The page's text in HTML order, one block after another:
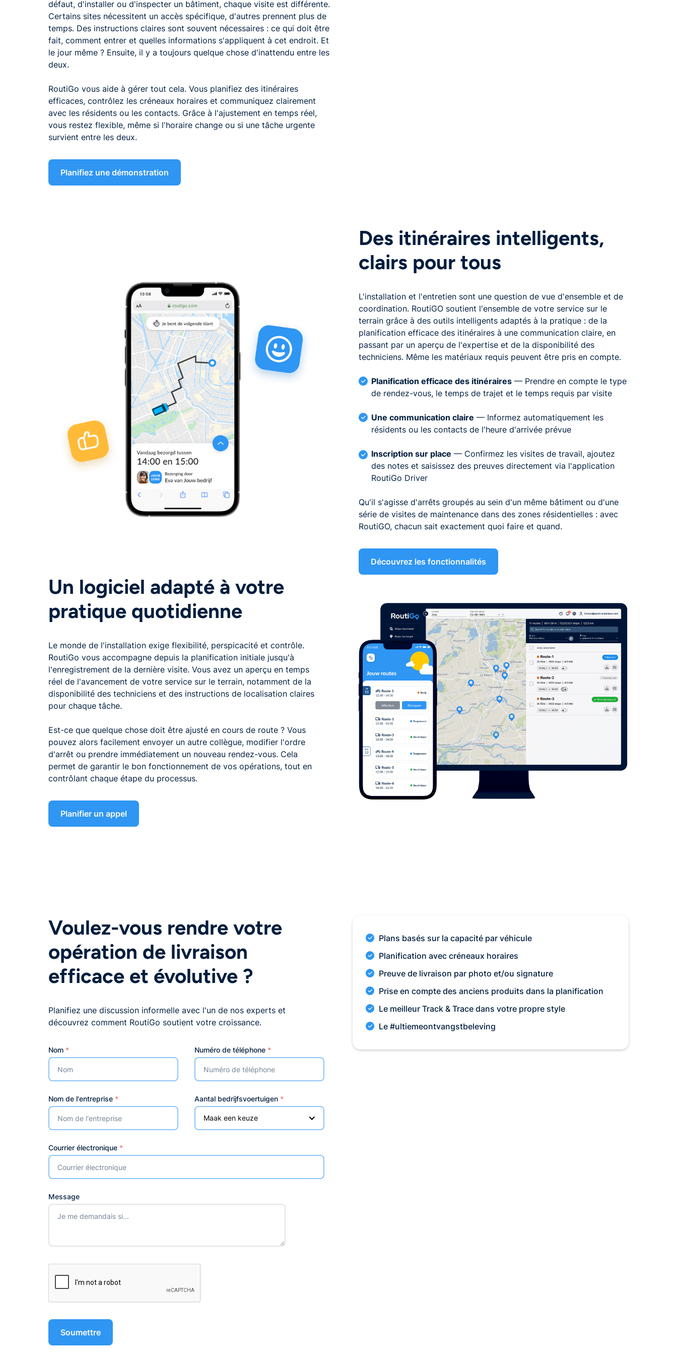
défaut, d'installer ou d'inspecter un bâtiment, chaque visite est différente.
Certains sites nécessitent un accès spécifique, d'autres prennent plus de
temps. Des instructions claires sont souvent nécessaires : ce qui doit être
fait, comment entrer et quelles informations s'appliquent à cet endroit. Et
le jour même ? Ensuite, il y a toujours quelque chose d'inattendu entre les
deux.
RoutiGo vous aide à gérer tout cela. Vous planifiez des itinéraires
efficaces, contrôlez les créneaux horaires et communiquez clairement
avec les résidents ou les contacts. Grâce à l'ajustement en temps réel,
vous restez flexible, même si l'horaire change ou si une tâche urgente
survient entre les deux.
Planifiez une démonstration
Des itinéraires intelligents,
clairs pour tous
L'installation et l'entretien sont une question de vue d'ensemble et de
coordination. RoutiGO soutient l'ensemble de votre service sur le
terrain grâce à des outils intelligents adaptés à la pratique : de la
planification efficace des itinéraires à une communication claire, en
passant par un aperçu de l'expertise et de la disponibilité des
techniciens. Même les matériaux requis peuvent être pris en compte.
Planification efficace des itinéraires — Prendre en compte le type
de rendez-vous, le temps de trajet et le temps requis par visite
Une communication claire — Informez automatiquement les
résidents ou les contacts de l'heure d'arrivée prévue
Inscription sur place — Confirmez les visites de travail, ajoutez
des notes et saisissez des preuves directement via l'application
RoutiGo Driver
Qu'il s'agisse d'arrêts groupés au sein d'un même bâtiment ou d'une
série de visites de maintenance dans des zones résidentielles : avec
RoutiGO, chacun sait exactement quoi faire et quand.
Découvrez les fonctionnalités
Un logiciel adapté à votre
pratique quotidienne
Le monde de l'installation exige flexibilité, perspicacité et contrôle.
RoutiGo vous accompagne depuis la planification initiale jusqu'à
l'enregistrement de la dernière visite. Vous avez un aperçu en temps
réel de l'avancement de votre service sur le terrain, notamment de la
disponibilité des techniciens et des instructions de localisation claires
pour chaque tâche.
Est-ce que quelque chose doit être ajusté en cours de route ? Vous
pouvez alors facilement envoyer un autre collègue, modifier l'ordre
d'arrêt ou prendre immédiatement un nouveau rendez-vous. Cela
permet de garantir le bon fonctionnement de vos opérations, tout en
contrôlant chaque étape du processus.
Planifier un appel
Voulez-vous rendre votre
opération de livraison
efficace et évolutive ?
Planifiez une discussion informelle avec l'un de nos experts et
découvrez comment RoutiGo soutient votre croissance.
Nom * Numéro de téléphone *
Nom de l'entreprise * Aantal bedrijfsvoertuigen *
Maak een keuze
Courrier électronique *
Message
Plans basés sur la capacité par véhicule
Planification avec créneaux horaires
Preuve de livraison par photo et/ou signature
Prise en compte des anciens produits dans la planification
Le meilleur Track & Trace dans votre propre style
Le #ultiemeontvangstbeleving